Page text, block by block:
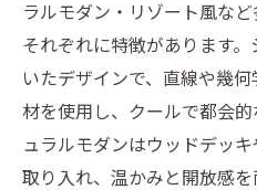
ラルモダン・リゾート風など
それぞれに特徴があります
いたデザインで、直線や幾
材を使用し、クールで都会
ュラルモダンはウッドデッ
取り入れ、温かみと開放感を